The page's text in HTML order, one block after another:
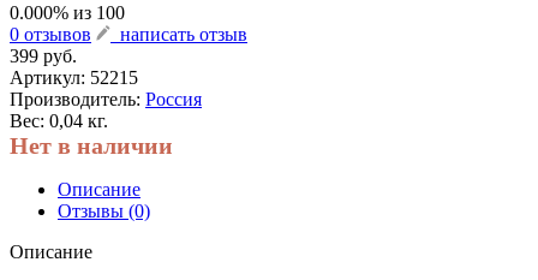
0.000% из 100
0 отзывов
написать отзыв
399 руб.
Артикул: 52215
Производитель: Россия
Вес: 0,04 кг.
Нет в наличии
Описание
Отзывы (0)
Описание